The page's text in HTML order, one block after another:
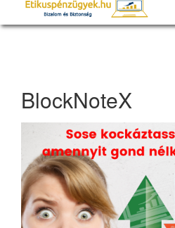
BlockNoteX